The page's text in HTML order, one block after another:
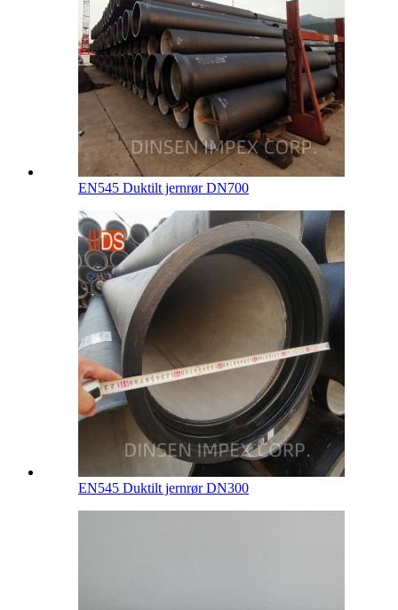
EN545 Duktilt jernrør DN700
EN545 Duktilt jernrør DN300